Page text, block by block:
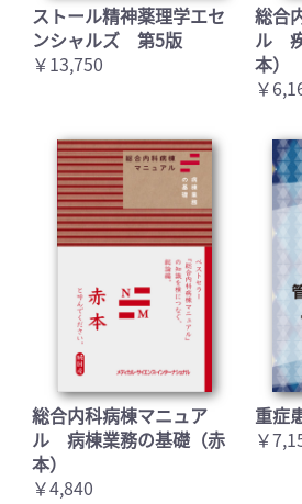
ストール精神薬理学エセ
ンシャルズ 第5版
￥13,750
総合
ル
本）
￥
総合内科病棟マニュア
ル 病棟業務の基礎（赤
本）
￥4,840
重症
￥